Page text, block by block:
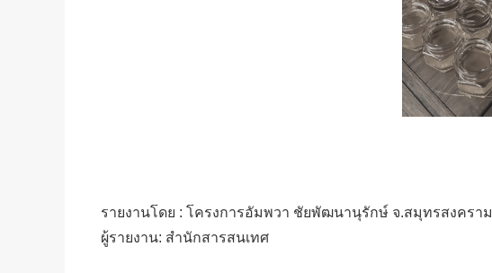
รายงานโดย : โครงการอัมพวา ชัยพัฒนานุรักษ์ จ.สมุทรสงคราม
ผู้รายงาน: สำนักสารสนเทศ